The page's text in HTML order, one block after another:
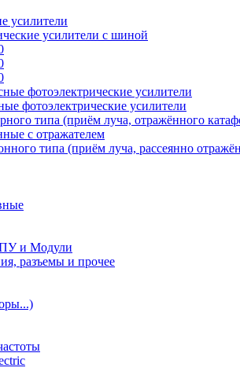
усилители
усилители с шиной
фотоэлектрические усилители
фотоэлектрические усилители
типа (приём луча, отражённого
с отражателем
типа (приём луча, рассеянно
и Модули
разъемы и прочее